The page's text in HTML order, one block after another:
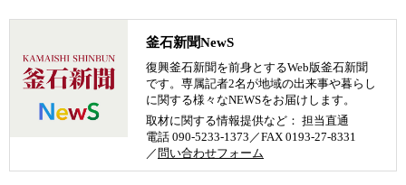
釜石新聞NewS
復興釜石新聞を前身とするWeb版釜石新聞
です。専属記者2名が地域の出来事や暮らし
に関する様々なNEWSをお届けします。
取材に関する情報提供など： 担当直通
電話 090-5233-1373／FAX 0193-27-8331
／ 問い合わせフォーム